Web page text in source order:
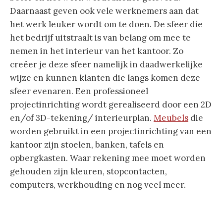
Daarnaast geven ook vele werknemers aan dat
het werk leuker wordt om te doen. De sfeer die
het bedrijf uitstraalt is van belang om mee te
nemen in het interieur van het kantoor. Zo
creëer je deze sfeer namelijk in daadwerkelijke
wijze en kunnen klanten die langs komen deze
sfeer evenaren. Een professioneel
projectinrichting wordt gerealiseerd door een 2D
en/of 3D-tekening/ interieurplan. Meubels die
worden gebruikt in een projectinrichting van een
kantoor zijn stoelen, banken, tafels en
opbergkasten. Waar rekening mee moet worden
gehouden zijn kleuren, stopcontacten,
computers, werkhouding en nog veel meer.